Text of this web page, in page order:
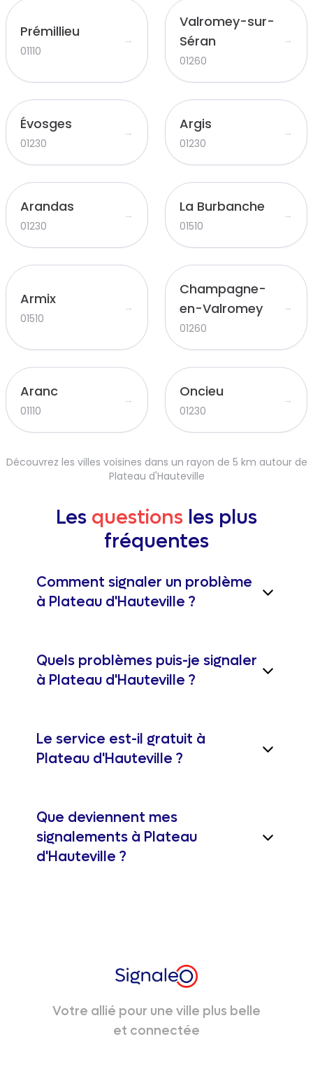
Prémillieu
01110
→
Valromey-sur-
Séran
01260
→
Évosges
01230
→ Argis
01230
→
Arandas
01230
→ La Burbanche
01510
→
Armix
01510
→
Champagne-
en-Valromey
01260
→
Aranc
01110
→ Oncieu
01230
→
Découvrez les villes voisines dans un rayon de 5 km autour de
Plateau d'Hauteville
Les questions les plus
fréquentes
Comment signaler un problème
à Plateau d'Hauteville ?
Quels problèmes puis-je signaler
à Plateau d'Hauteville ?
Le service est-il gratuit à
Plateau d'Hauteville ?
Que deviennent mes
signalements à Plateau
d'Hauteville ?
Votre allié pour une ville plus belle
et connectée